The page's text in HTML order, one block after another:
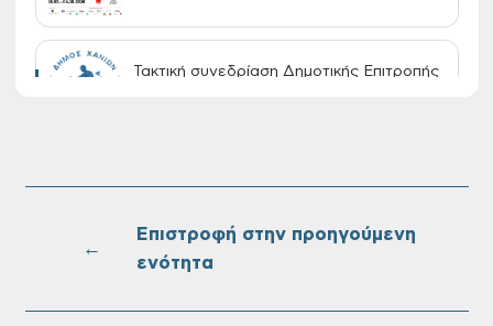
Τακτική συνεδρίαση Δημοτικής Επιτροπής
Επαναλειτουργία του συστήματος
Ονουφρίου
Πίνακες Κατάταξης & Βαθμολογίας,
←
Επιστροφή στην προηγούμενη
ενότητα